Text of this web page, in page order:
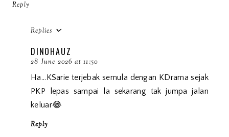
Reply
Replies
DINOHAUZ
28 June 2026 at 11:50
Ha...KSarie terjebak semula dengan KDrama sejak
PKP lepas sampai la sekarang tak jumpa jalan
keluar😂
Reply